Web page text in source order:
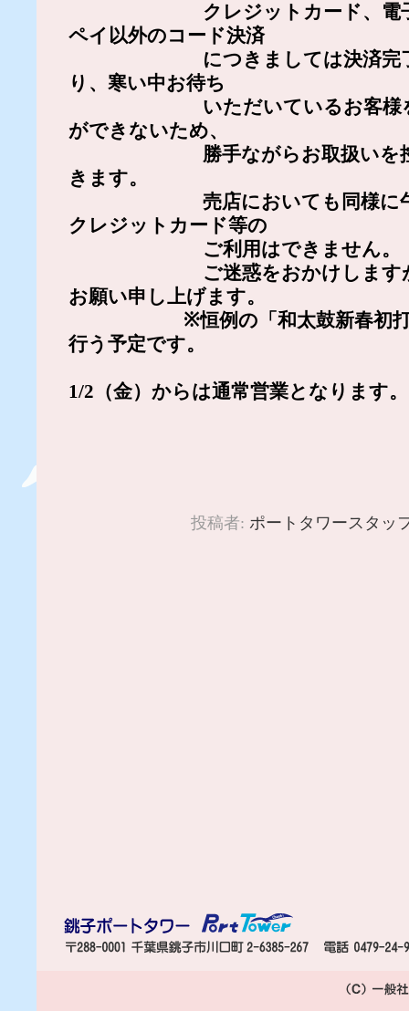
クレジットカード、電子マ
ペイ以外のコード決済
につきましては決済完了ま
り、寒い中お待ち
いただいているお客様をス
ができないため、
勝手ながらお取扱いを控え
きます。
売店においても同様に午前
クレジットカード等の
ご利用はできません。
ご迷惑をおかけしますがご
お願い申し上げます。
※恒例の「和太鼓新春初打ち
行う予定です。
1/2（金）からは通常営業となりま
投稿者: ポートタワースタッ